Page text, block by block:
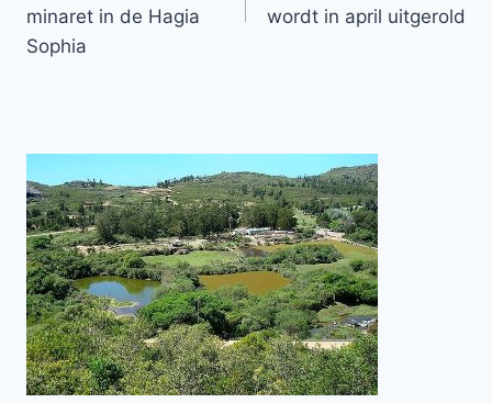
minaret in de Hagia
Sophia
wordt in april uitgerold